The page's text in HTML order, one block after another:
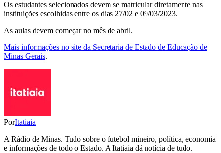
Os estudantes selecionados devem se matricular diretamente nas
instituições escolhidas entre os dias 27/02 e 09/03/2023.
As aulas devem começar no mês de abril.
Mais informações no site da Secretaria de Estado de Educação de
Minas Gerais.
PorItatiaia
A Rádio de Minas. Tudo sobre o futebol mineiro, política, economia
e informações de todo o Estado. A Itatiaia dá notícia de tudo.